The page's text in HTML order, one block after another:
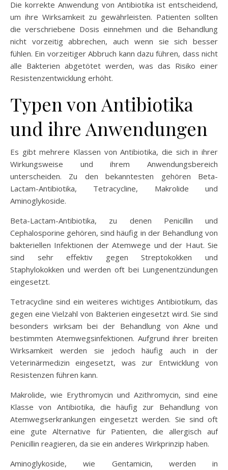
Die korrekte Anwendung von Antibiotika ist entscheidend,
um ihre Wirksamkeit zu gewährleisten. Patienten sollten
die verschriebene Dosis einnehmen und die Behandlung
nicht vorzeitig abbrechen, auch wenn sie sich besser
fühlen. Ein vorzeitiger Abbruch kann dazu führen, dass nicht
alle Bakterien abgetötet werden, was das Risiko einer
Resistenzentwicklung erhöht.
Typen von Antibiotika
und ihre Anwendungen
Es gibt mehrere Klassen von Antibiotika, die sich in ihrer
Wirkungsweise und ihrem Anwendungsbereich
unterscheiden. Zu den bekanntesten gehören Beta-
Lactam-Antibiotika, Tetracycline, Makrolide und
Aminoglykoside.
Beta-Lactam-Antibiotika, zu denen Penicillin und
Cephalosporine gehören, sind häufig in der Behandlung von
bakteriellen Infektionen der Atemwege und der Haut. Sie
sind sehr effektiv gegen Streptokokken und
Staphylokokken und werden oft bei Lungenentzündungen
eingesetzt.
Tetracycline sind ein weiteres wichtiges Antibiotikum, das
gegen eine Vielzahl von Bakterien eingesetzt wird. Sie sind
besonders wirksam bei der Behandlung von Akne und
bestimmten Atemwegsinfektionen. Aufgrund ihrer breiten
Wirksamkeit werden sie jedoch häufig auch in der
Veterinärmedizin eingesetzt, was zur Entwicklung von
Resistenzen führen kann.
Makrolide, wie Erythromycin und Azithromycin, sind eine
Klasse von Antibiotika, die häufig zur Behandlung von
Atemwegserkrankungen eingesetzt werden. Sie sind oft
eine gute Alternative für Patienten, die allergisch auf
Penicillin reagieren, da sie ein anderes Wirkprinzip haben.
Aminoglykoside, wie Gentamicin, werden in